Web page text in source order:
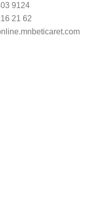
9124
21 62